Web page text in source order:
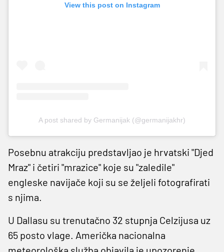
View this post on Instagram
A post shared by Germanijak (@germanijakhr)
Posebnu atrakciju predstavljao je hrvatski "Djed
Mraz" i četiri "mrazice" koje su "zaledile"
engleske navijače koji su se željeli fotografirati
s njima.
U Dallasu su trenutačno 32 stupnja Celzijusa uz
65 posto vlage. Američka nacionalna